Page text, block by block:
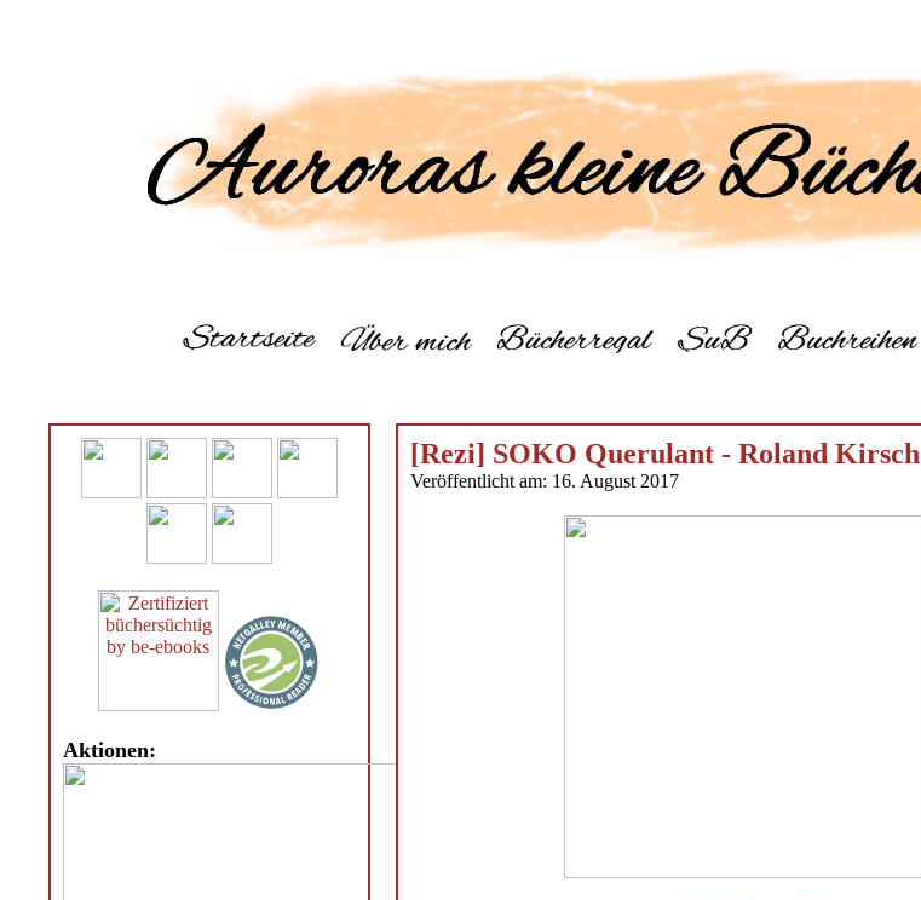
Aktionen:
[Rezi] SOKO Querulant - Roland Kirsch
Veröffentlicht am: 16. August 2017